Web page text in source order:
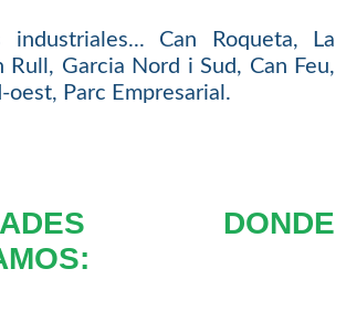
industriales... Can Roqueta, La
Rull, Garcia Nord i Sud, Can Feu,
oest, Parc Empresarial.
DONDE